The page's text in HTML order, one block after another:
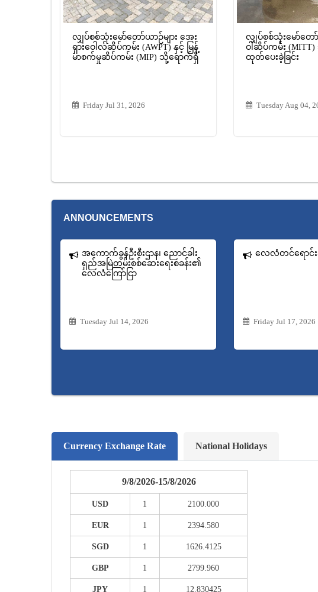
လျှပ်စစ်သုံးမော်တော်ယာဉ်များ အေး
ရှားဝေါလ်ဆိပ်ကမ်း (AWPT) နှင့် မြန့်
မာစက်မှုဆိပ်ကမ်း (MIP) သို့ရောက်ရှိ
Friday Jul 31, 2026
လျှပ်စစ်သုံးမော်တေ
ဝါဆိပ်ကမ်း
ထုတ်ပေးခဲ့ခြင်း
Tuesday Aug 04,
ANNOUNCEMENTS
အကောက်ခွန်ဦးစီးဌာန၊ ညောင်ခါး
ရှည်အမြဲတမ်းစစ်ဆေးရေးစခန်း၏
လေလံကြော်ငြာ
Tuesday Jul 14, 2026
လေလံတင်ရောင်းခ
Friday Jul 17, 2026
Currency Exchange Rate National Holidays
9/8/2026-15/8/2026
USD 1 2100.000
EUR 1 2394.580
SGD 1 1626.4125
GBP 1 2799.960
JPY 1 12.830425